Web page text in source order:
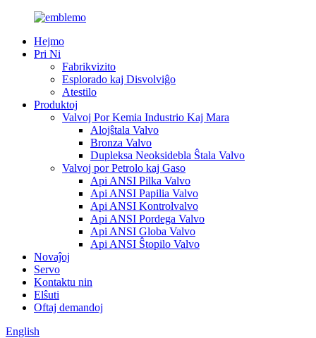
Hejmo
Pri Ni
Fabrikvizito
Esplorado kaj Disvolviĝo
Atestilo
Produktoj
Valvoj Por Kemia Industrio Kaj Mara
Alojŝtala Valvo
Bronza Valvo
Dupleksa Neoksidebla Ŝtala Valvo
Valvoj por Petrolo kaj Gaso
Api ANSI Pilka Valvo
Api ANSI Papilia Valvo
Api ANSI Kontrolvalvo
Api ANSI Pordega Valvo
Api ANSI Globa Valvo
Api ANSI Ŝtopilo Valvo
Novaĵoj
Servo
Kontaktu nin
Elŝuti
Oftaj demandoj
English